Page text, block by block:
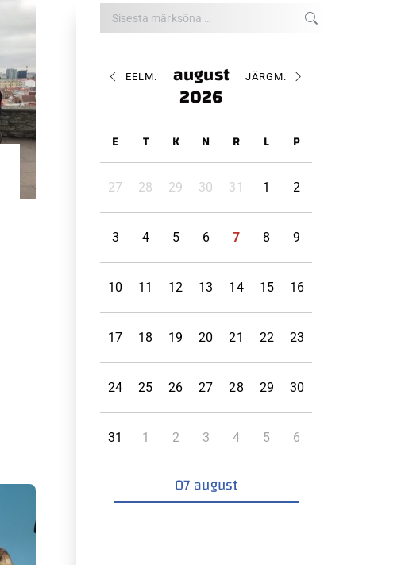
EELM. august
2026
JÄRGM.
E T K N R L P
27 28 29 30 31 1 2
3 4 5 6 7 8 9
10 11 12 13 14 15 16
17 18 19 20 21 22 23
24 25 26 27 28 29 30
31 1 2 3 4 5 6
07 august